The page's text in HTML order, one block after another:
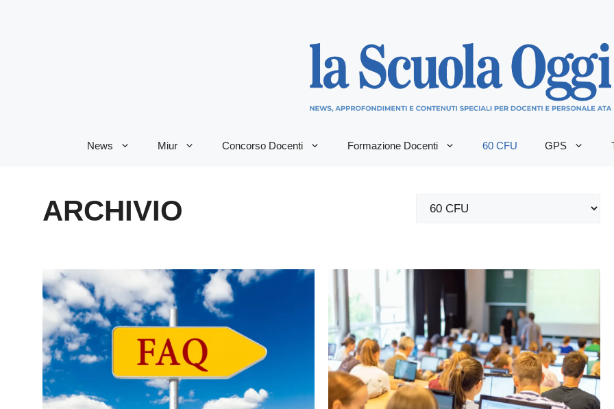
News Miur Concorso Docenti Formazione Docenti 60 CFU GPS
ARCHIVIO Categorie